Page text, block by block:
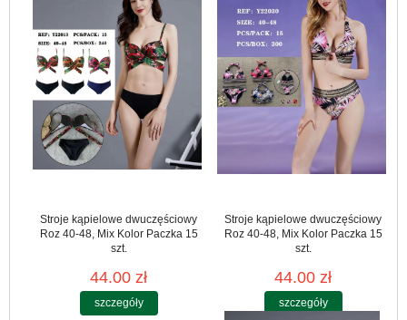
Stroje kąpielowe dwuczęściowy
Roz 40-48, Mix Kolor Paczka 15
szt.
44.00 zł
szczegóły
Stroje kąpielowe dwuczęściowy
Roz 40-48, Mix Kolor Paczka 15
szt.
44.00 zł
szczegóły